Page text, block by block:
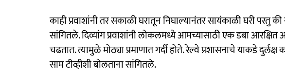
काही प्रवाशांनी तर सकाळी घरातून निघाल्यानंतर सायंकाळी घरी परतु
सांगितले. दिव्यांग प्रवाशांनी लोकलमध्ये आमच्यासाठी एक डबा आरक्षित
चढतात. त्यामुळे मोठ्या प्रमाणात गर्दी होते. रेल्वे प्रशासनाचे याकडे दुर्लक्ष
साम टीव्हीशी बाेलताना सांगितले.